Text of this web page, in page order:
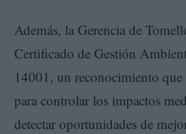
Además, la Gerencia de
Certificado de Gestión
14001, un reconocimiento que
para controlar los impactos
detectar oportunidades de